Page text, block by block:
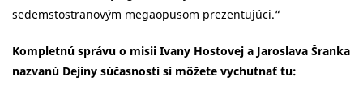
sedemstostranovým megaopusom prezentujúci.“
Kompletnú správu o misii Ivany Hostovej a Jaroslava Šranka
nazvanú Dejiny súčasnosti si môžete vychutnať tu: